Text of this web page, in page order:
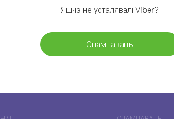
Яшчэ не ўсталявалі Viber?
Спампаваць